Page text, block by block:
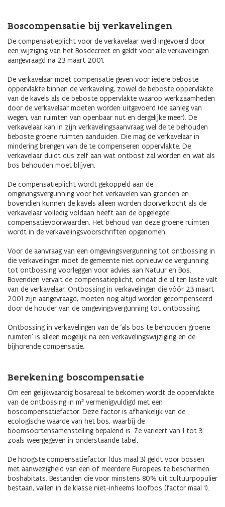
Boscompensatie bij verkavelingen
De compensatieplicht voor de verkavelaar werd ingevoerd door
een wijziging van het Bosdecreet en geldt voor alle verkavelingen
aangevraagd na 23 maart 2001.
De verkavelaar moet compensatie geven voor iedere beboste
oppervlakte binnen de verkaveling, zowel de beboste oppervlakte
van de kavels als de beboste oppervlakte waarop werkzaamheden
door de verkavelaar moeten worden uitgevoerd (de aanleg van
wegen, van ruimten van openbaar nut en dergelijke meer). De
verkavelaar kan in zijn verkavelingsaanvraag wel de te behouden
beboste groene ruimten aanduiden. Die mag de verkavelaar in
mindering brengen van de te compenseren oppervlakte. De
verkavelaar duidt dus zelf aan wat ontbost zal worden en wat als
bos behouden moet blijven.
De compensatieplicht wordt gekoppeld aan de
omgevingsvergunning voor het verkavelen van gronden en
bovendien kunnen de kavels alleen worden doorverkocht als de
verkavelaar volledig voldaan heeft aan de opgelegde
compensatievoorwaarden. Het behoud van deze groene ruimten
wordt in de verkavelingsvoorschriften opgenomen.
Voor de aanvraag van een omgevingsvergunning tot ontbossing in
die verkavelingen moet de gemeente niet opnieuw de vergunning
tot ontbossing voorleggen voor advies aan Natuur en Bos.
Bovendien vervalt de compensatieplicht, omdat die al ten laste valt
van de verkavelaar. Ontbossing in verkavelingen die vóór 23 maart
2001 zijn aangevraagd, moeten nog altijd worden gecompenseerd
door de houder van de omgevingsvergunning tot ontbossing.
Ontbossing in verkavelingen van de ‘als bos te behouden groene
ruimten’ is alleen mogelijk na een verkavelingswijziging en de
bijhorende compensatie.
Berekening boscompensatie
Om een gelijkwaardig bosareaal te bekomen wordt de oppervlakte
van de ontbossing in m² vermenigvuldigd met een
boscompensatiefactor. Deze factor is afhankelijk van de
ecologische waarde van het bos, waarbij de
boomsoortensamenstelling bepalend is. Ze varieert van 1 tot 3
zoals weergegeven in onderstaande tabel.
De hoogste compensatiefactor (dus maal 3) geldt voor bossen
met aanwezigheid van een of meerdere Europees te beschermen
boshabitats. Bestanden die voor minstens 80% uit cultuurpopulier
bestaan, vallen in de klasse niet-inheems loofbos (factor maal 1).